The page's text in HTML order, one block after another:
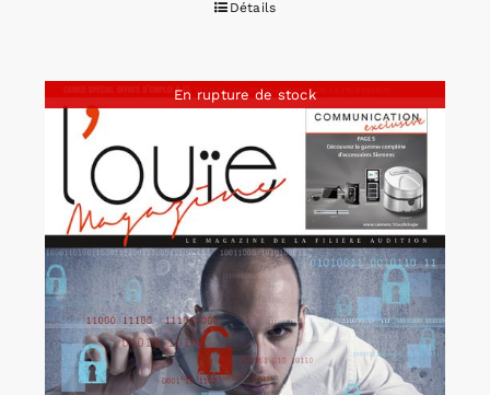
Détails
En rupture de stock